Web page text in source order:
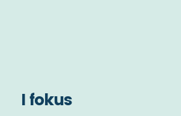
I fokus